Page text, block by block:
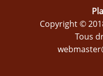
Copyright ©
Tous